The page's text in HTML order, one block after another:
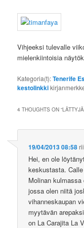
Vihjeeksi tulevalle
mielenkiintoisia
Kategoria(t):Tenerife
kestolinkki
4 THOUGHTS ON “
19/04/2013 08:58
Hei, en ole
keskustasta.
Molinan
jossa olen niitä
vihanneskaupan
myytävän
on La Carajita La